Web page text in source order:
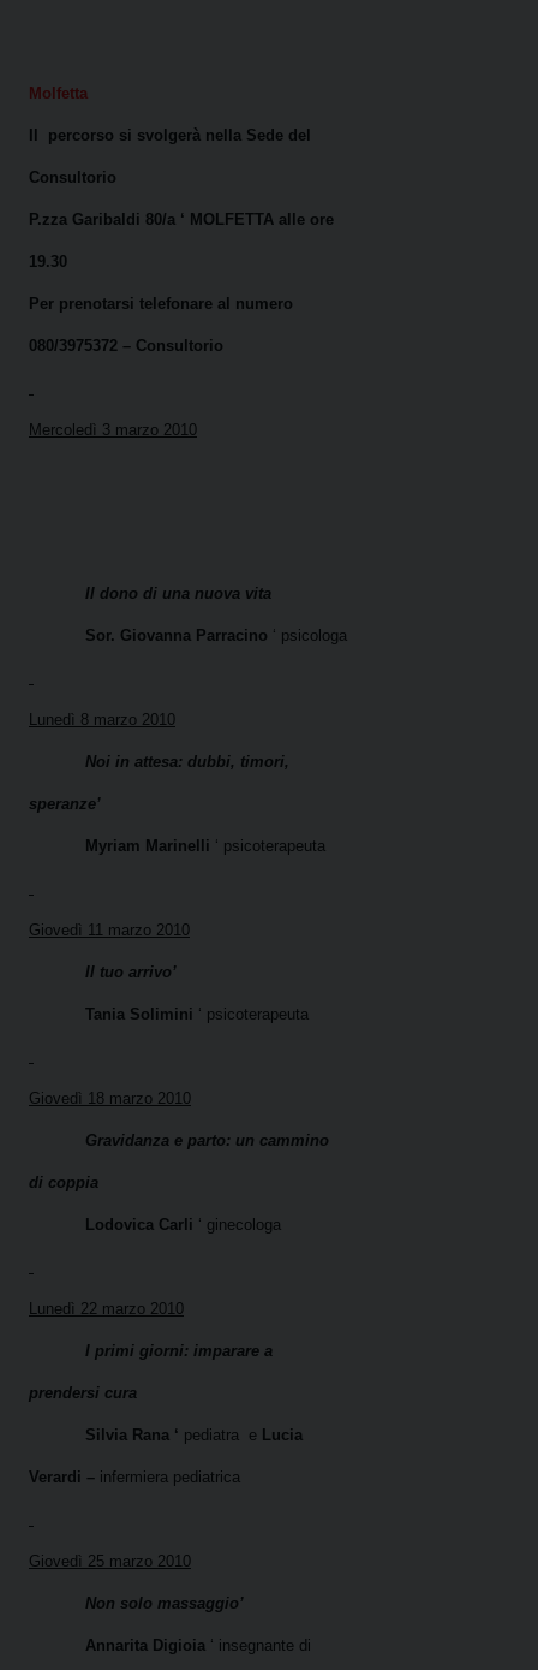
Molfetta
percorso si svolgerà nella Sede del
Consultorio
P.zza Garibaldi 80/a ‘ MOLFETTA alle ore
19.30
Per prenotarsi telefonare al numero
080/3975372 – Consultorio
Mercoledì 3 marzo 2010
Il dono di una nuova vita
Sor. Giovanna Parracino ‘ psicologa
Lunedì 8 marzo 2010
Noi in attesa: dubbi, timori,
speranze’
Myriam Marinelli ‘ psicoterapeuta
Giovedì 11 marzo 2010
Il tuo arrivo’
Tania Solimini ‘ psicoterapeuta
Giovedì 18 marzo 2010
Gravidanza e parto: un cammino
di coppia
Lodovica Carli ‘ ginecologa
Lunedì 22 marzo 2010
I primi giorni: imparare a
prendersi cura
Silvia Rana ‘ pediatra e Lucia
Verardi – infermiera pediatrica
Giovedì 25 marzo 2010
Non solo massaggio’
Annarita Digioia ‘ insegnante di